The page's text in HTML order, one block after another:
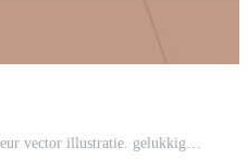
creëren artwork Bij huis vlak kleur vector illustratie. gelukkig vent kinderboerderij hond en schilderij Aan canvas. ten volle bewerkbare 2d gemakkelijk tekenfilm karakter met balkon en leven kamer interieur Aan achtergrond Pro Vector